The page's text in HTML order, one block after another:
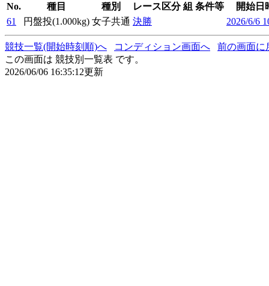
No. 種目 種別 レース区分 組 条件等
開始日
61
円盤投(1.000kg) 女子共通 決勝 2026/6/6
競技一覧(開始時刻順)へ コンディション画面へ
前の画面に
この画面は 競技別一覧表 です。
2026/06/06 16:35:12更新